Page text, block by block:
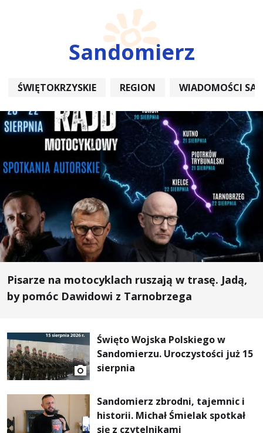
Sandomierz
ŚWIĘTOKRZYSKIE REGION WIADOMOŚCI
Pisarze na motocyklach ruszają w trasę. Jadą,
by pomóc Dawidowi z Tarnobrzega
Święto Wojska Polskiego w
Sandomierzu. Uroczystości już 15
sierpnia
Sandomierz zbrodni, tajemnic i
historii. Michał Śmielak spotkał
się z czytelnikami